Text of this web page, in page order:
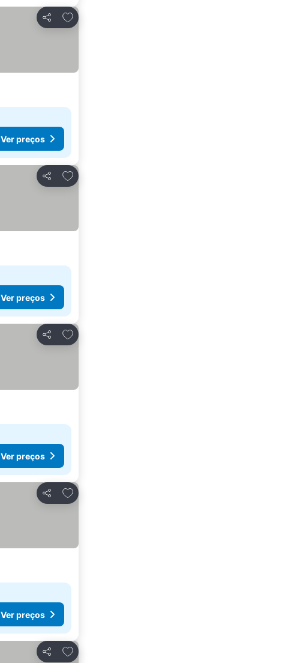
Partilhar
Adicionar aos favoritos
Ver preços
Partilhar
Adicionar aos favoritos
Ver preços
Partilhar
Adicionar aos favoritos
Ver preços
Partilhar
Adicionar aos favoritos
Ver preços
Partilhar
Adicionar aos favoritos